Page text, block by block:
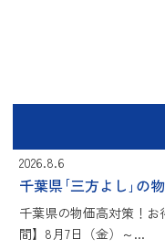
2026.8.6
千葉県｢三方よし｣の
千葉県の物価高対策！
間】8月7日（金）～...